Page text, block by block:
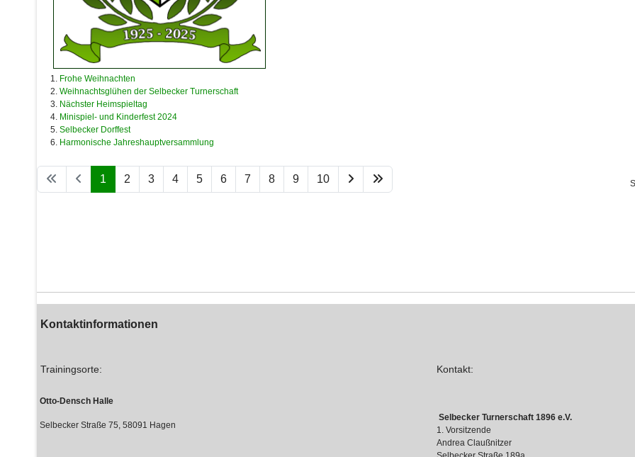
Frohe Weihnachten
Weihnachtsglühen der Selbecker Turnerschaft
Nächster Heimspieltag
Minispiel- und Kinderfest 2024
Selbecker Dorffest
Harmonische Jahreshauptversammlung
1 2 3 4 5 6 7 8 9 10
Kontaktinformationen
Trainingsorte: Kontakt:
Otto-Densch Halle
Selbecker Straße 75, 58091 Hagen
Selbecker Turnerschaft 1896 e.V.
1. Vorsitzende
Andrea Claußnitzer